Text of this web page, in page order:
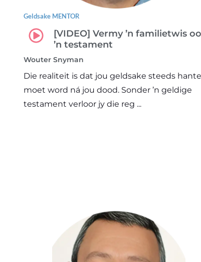
Geldsake MENTOR
[VIDEO] Vermy ’n familietwis
’n testament
Wouter Snyman
Die realiteit is dat jou geldsake steeds
moet word ná jou dood. Sonder ’n geldige
testament verloor jy die reg ...